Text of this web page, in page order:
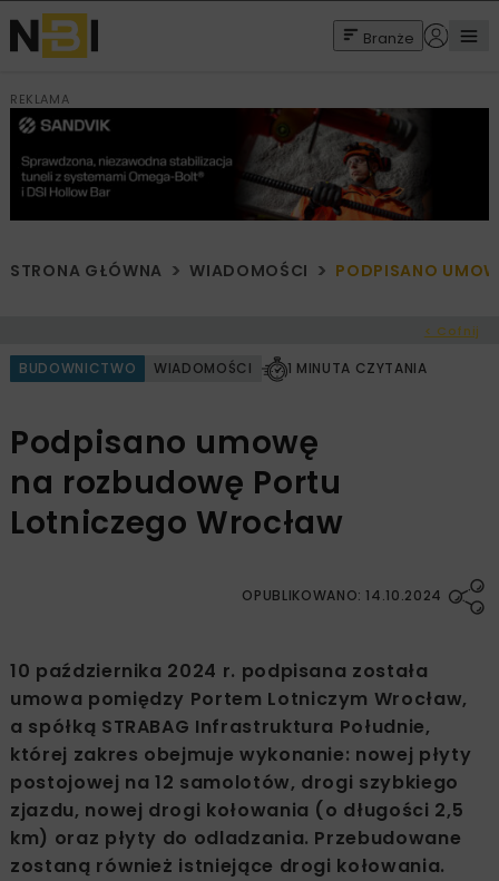
Branże
REKLAMA
STRONA GŁÓWNA WIADOMOŚCI PODPISANO
< Cofnij
BUDOWNICTWO WIADOMOŚCI 1 MINUTA CZYTANIA
Podpisano umowę
na rozbudowę Portu
Lotniczego Wrocław
OPUBLIKOWANO: 14.10.2024
10 października 2024 r. podpisana została
umowa pomiędzy Portem Lotniczym Wrocław,
a spółką STRABAG Infrastruktura Południe,
której zakres obejmuje wykonanie: nowej płyty
postojowej na 12 samolotów, drogi szybkiego
zjazdu, nowej drogi kołowania (o długości 2,5
km) oraz płyty do odladzania. Przebudowane
zostaną również istniejące drogi kołowania.